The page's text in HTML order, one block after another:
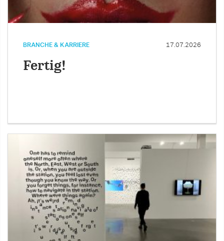
BRANCHE & KARRIERE 17.07.2026
Fertig!